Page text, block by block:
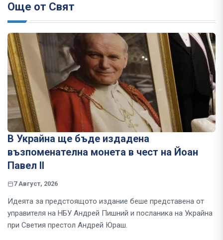
Още от Свят
В Украйна ще бъде издадена
възпоменателна монета в чест на Йоан
Павел II
7 Август, 2026
Идеята за предстоящото издание беше представена от
управителя на НБУ Андрей Пишний и посланика на Украйна
при Светия престол Андрей Юраш.